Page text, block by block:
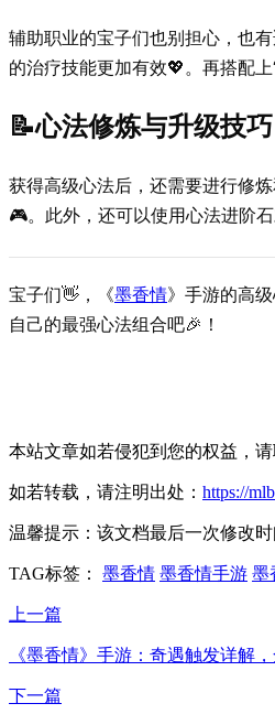
辅助职业的宝子们也别担心，也
的治疗技能更加有效💖。再搭配
📝心法修炼与升级技巧
获得高级心法后，还需要进行修
🎮。此外，还可以使用心法进阶
宝子们👋，《墨香情》手游的高
自己的最强心法组合吧🎉！
本站文章如若侵犯到您的权益，
如若转载，请注明出处： https://
温馨提示：该文档最后一次修改
TAG标签： 墨香情 墨香情手游 墨
上一篇
《墨香情》手游：奇遇触发详解
下一篇